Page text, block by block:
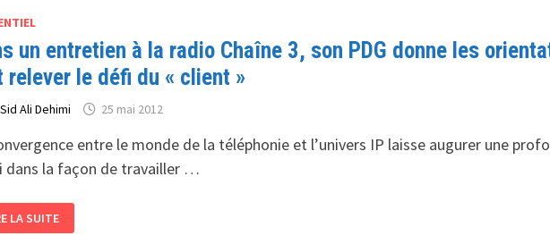
un entretien à la radio Chaîne 3, son PDG donne les
relever le défi du « client »
Sid Ali Dehimi 25 mai 2012
entre le monde de la téléphonie et l’univers IP laisse augurer une
dans la façon de travailler …
LA SUITE